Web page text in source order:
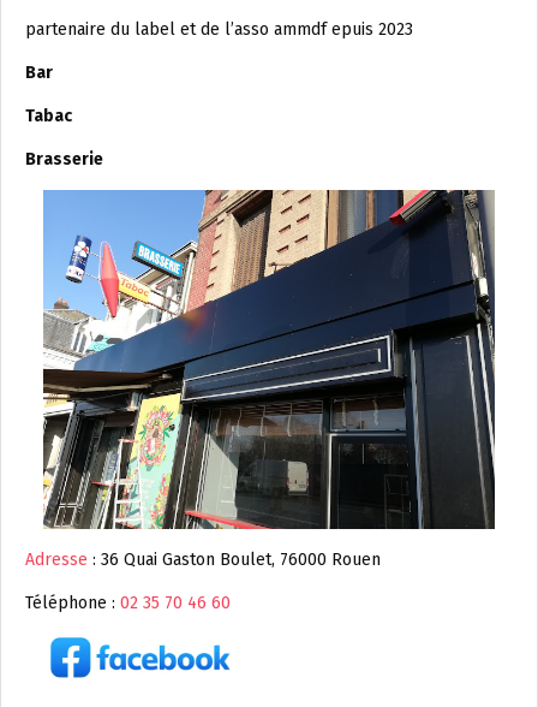
partenaire du label et de l’asso ammdf epuis 2023
Bar
Tabac
Brasserie
Adresse : 36 Quai Gaston Boulet, 76000 Rouen
Téléphone : 02 35 70 46 60